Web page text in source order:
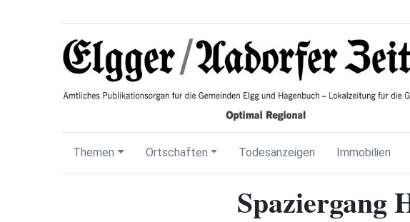
Themen Ortschaften Todesanzeigen Immobilien
Spaziergang